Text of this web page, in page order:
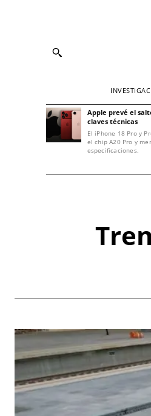
Apple prevé el
claves técnicas
El iPhone 18 Pro y
el chip A20 Pro y
especificaciones.